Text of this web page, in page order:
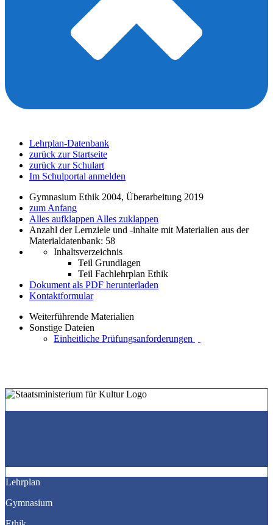
Lehrplan-Datenbank
zurück zur Startseite
zurück zur Schulart
Im Schulportal anmelden
Gymnasium Ethik 2004, Überarbeitung 2019
zum Anfang
Alles aufklappen Alles zuklappen
Anzahl der Lernziele und -inhalte mit Materialien aus der
Materialdatenbank: 58
Inhaltsverzeichnis
Teil Grundlagen
Teil Fachlehrplan Ethik
Dokument als PDF herunterladen
Kontaktformular
Weiterführende Materialien
Sonstige Dateien
Einheitliche Prüfungsanforderungen
Lehrplan
Gymnasium